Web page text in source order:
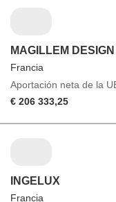
MAGILLEM
Francia
Aportación neta de la
€ 206 333,25
INGELUX
Francia